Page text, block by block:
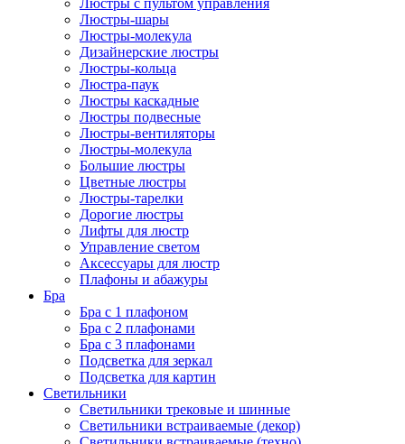
Люстры с пультом управления
Люстры-шары
Люстры-молекула
Дизайнерские люстры
Люстры-кольца
Люстра-паук
Люстры каскадные
Люстры подвесные
Люстры-вентиляторы
Люстры-молекула
Большие люстры
Цветные люстры
Люстры-тарелки
Дорогие люстры
Лифты для люстр
Управление светом
Аксессуары для люстр
Плафоны и абажуры
Бра
Бра с 1 плафоном
Бра с 2 плафонами
Бра с 3 плафонами
Подсветка для зеркал
Подсветка для картин
Светильники
Светильники трековые и шинные
Светильники встраиваемые (декор)